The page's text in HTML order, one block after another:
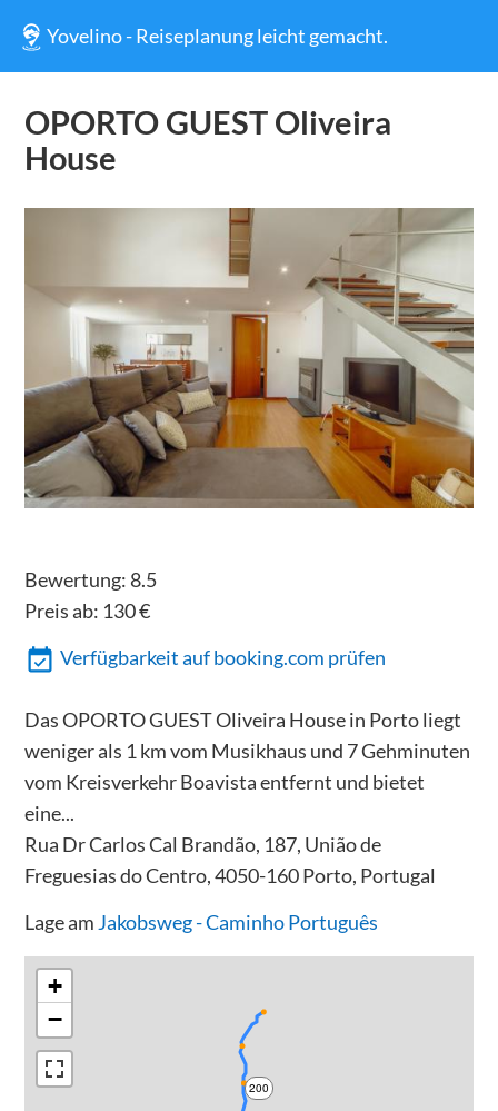
Yovelino - Reiseplanung leicht gemacht.
OPORTO GUEST Oliveira
House
Bewertung: 8.5
Preis ab: 130€
Verfügbarkeit auf booking.com prüfen
Das OPORTO GUEST Oliveira House in Porto liegt
weniger als 1 km vom Musikhaus und 7 Gehminuten
vom Kreisverkehr Boavista entfernt und bietet
eine...
Rua Dr Carlos Cal Brandão, 187, União de
Freguesias do Centro, 4050-160 Porto, Portugal
Lage am Jakobsweg - Caminho Português
200
+
−